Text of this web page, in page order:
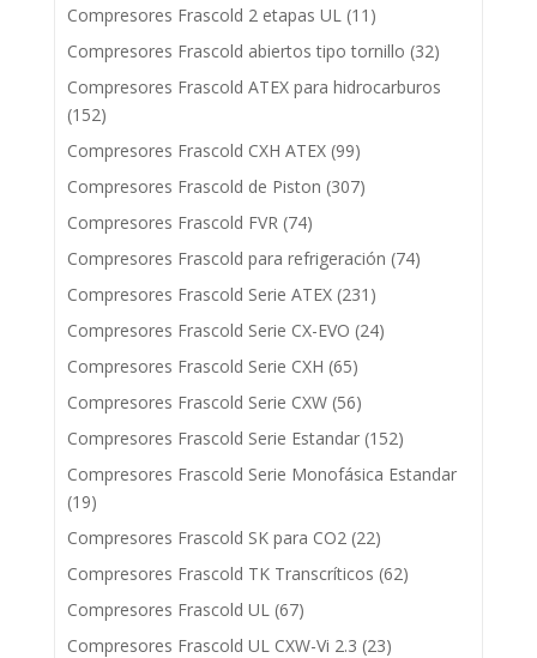
Compresores Frascold 2 etapas UL (11)
Compresores Frascold abiertos tipo tornillo (32)
Compresores Frascold ATEX para hidrocarburos
(152)
Compresores Frascold CXH ATEX (99)
Compresores Frascold de Piston (307)
Compresores Frascold FVR (74)
Compresores Frascold para refrigeración (74)
Compresores Frascold Serie ATEX (231)
Compresores Frascold Serie CX-EVO (24)
Compresores Frascold Serie CXH (65)
Compresores Frascold Serie CXW (56)
Compresores Frascold Serie Estandar (152)
Compresores Frascold Serie Monofásica Estandar
(19)
Compresores Frascold SK para CO2 (22)
Compresores Frascold TK Transcríticos (62)
Compresores Frascold UL (67)
Compresores Frascold UL CXW-Vi 2.3 (23)